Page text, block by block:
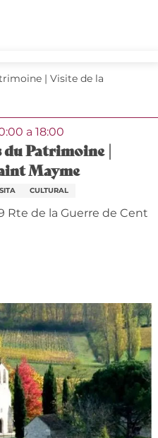
| Visite de la
a 18:00
du Patrimoine |
Mayme
CULTURAL
Rte de la Guerre de Cent